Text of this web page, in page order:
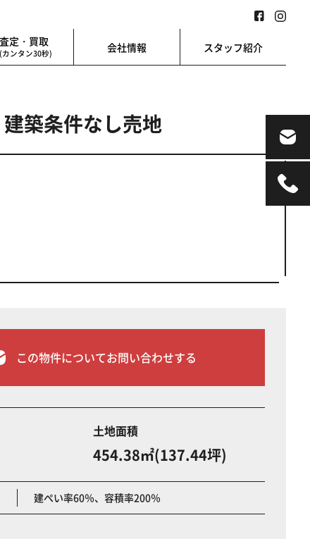
査定・買取
(カンタン30秒) 会社情報 スタッフ紹介
築条件なし売地
この物件についてお問い合わせする
土地面積
454.38㎡(137.44坪)
建ぺい率60％、容積率200％